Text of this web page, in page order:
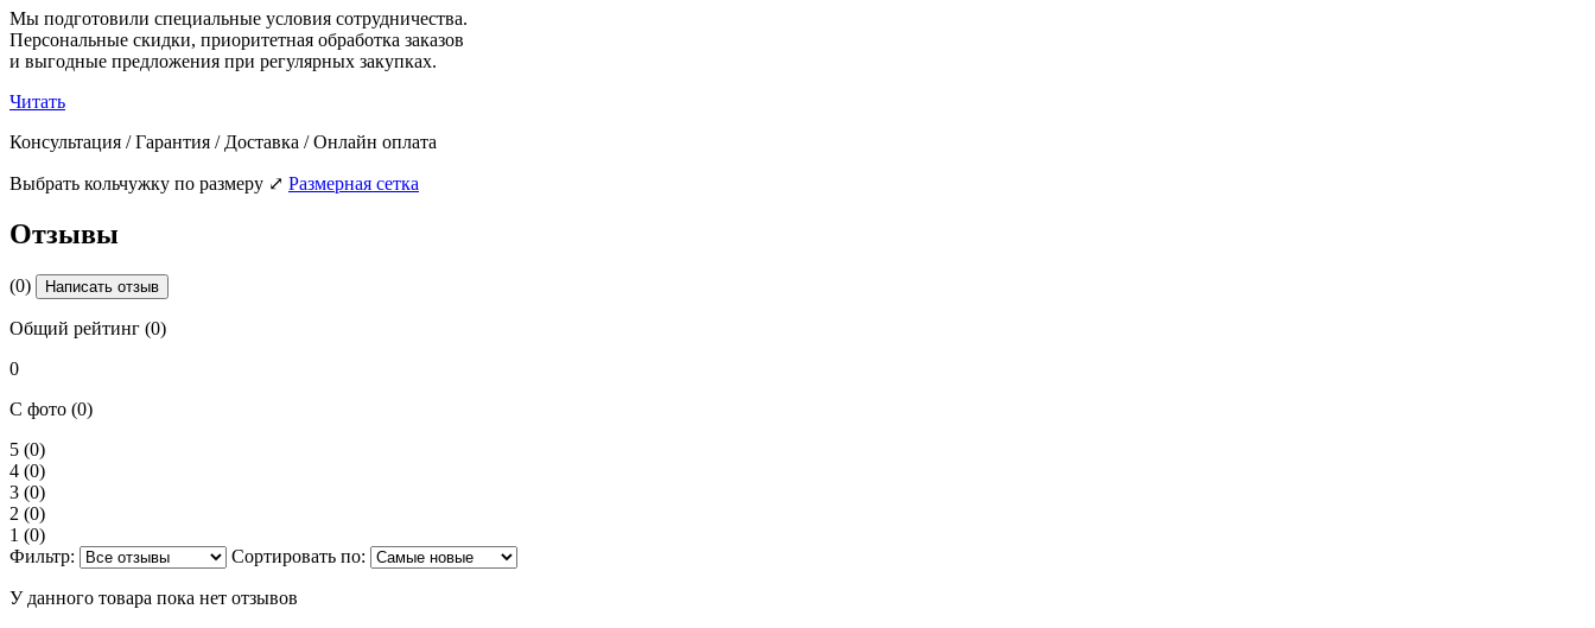
Мы подготовили специальные условия сотрудничества.
Персональные скидки, приоритетная обработка заказов
и выгодные предложения при регулярных закупках.
Читать
Консультация / Гарантия / Доставка / Онлайн оплата
Выбрать кольчужку по размеру ⤢ Размерная сетка
Отзывы
(0) Написать отзыв
Общий рейтинг (0)
0
С фото (0)
5 (0)
4 (0)
3 (0)
2 (0)
1 (0)
Фильтр:
Сортировать по:
У данного товара пока нет отзывов